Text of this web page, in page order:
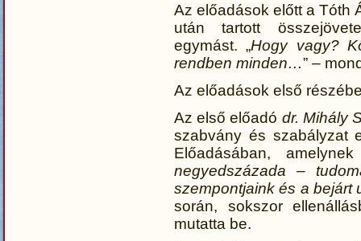
Az előadások előtt a Tóth
után tartott
egymást. „Hogy vagy?
rendben minden…” –
Az előadások első
Az első előadó dr. Mihály
szabvány és szabályzat
Előadásában,
negyedszázada –
szempontjaink és a bejárt
során, sokszor
mutatta be.